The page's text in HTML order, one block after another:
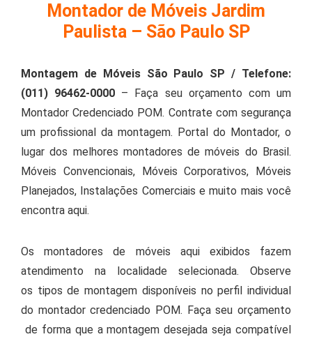
Montador de Móveis Jardim
Paulista – São Paulo SP
Montagem de Móveis São Paulo SP / Telefone:
(011) 96462-0000 – Faça seu orçamento com um
Montador Credenciado POM. Contrate com segurança
um profissional da montagem. Portal do Montador, o
lugar dos melhores montadores de móveis do Brasil.
Móveis Convencionais, Móveis Corporativos, Móveis
Planejados, Instalações Comerciais e muito mais você
encontra aqui.
Os montadores de móveis aqui exibidos fazem
atendimento na localidade selecionada. Observe
os tipos de montagem disponíveis no perfil individual
do montador credenciado POM. Faça seu orçamento
de forma que a montagem desejada seja compatível